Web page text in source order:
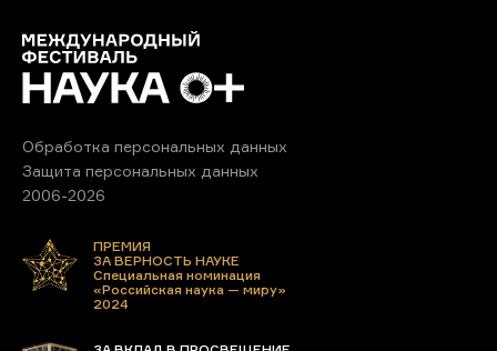
Обработка персональных данных
Защита персональных данных
2006-2026
ПРЕМИЯ
ЗА ВЕРНОСТЬ НАУКЕ
Специальная номинация
«Российская наука — миру»
2024